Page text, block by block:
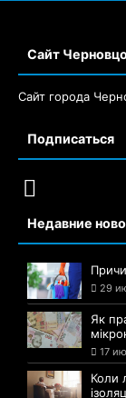
Сайт
Сайт города
Подписаться
Недавние
29
Як
17
Коли